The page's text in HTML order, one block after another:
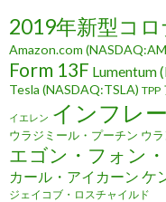
2019年新型コ
Amazon.com
Form 13F Lumentum
Tesla (NASDAQ:TSLA) TPP
イエレン インフレ
ウラジミール・プーチン ウ
エゴン・フォン
カール・アイカーン ケ
ジェイコブ・ロスチャイルド